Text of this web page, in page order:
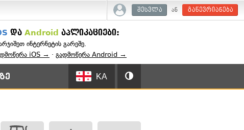
შესვლა ან გაწევრიანება
და Android აპლიკაციები:
ინტერნეტის გარეშე.
iOS → · გადმოწერა Android →
KA